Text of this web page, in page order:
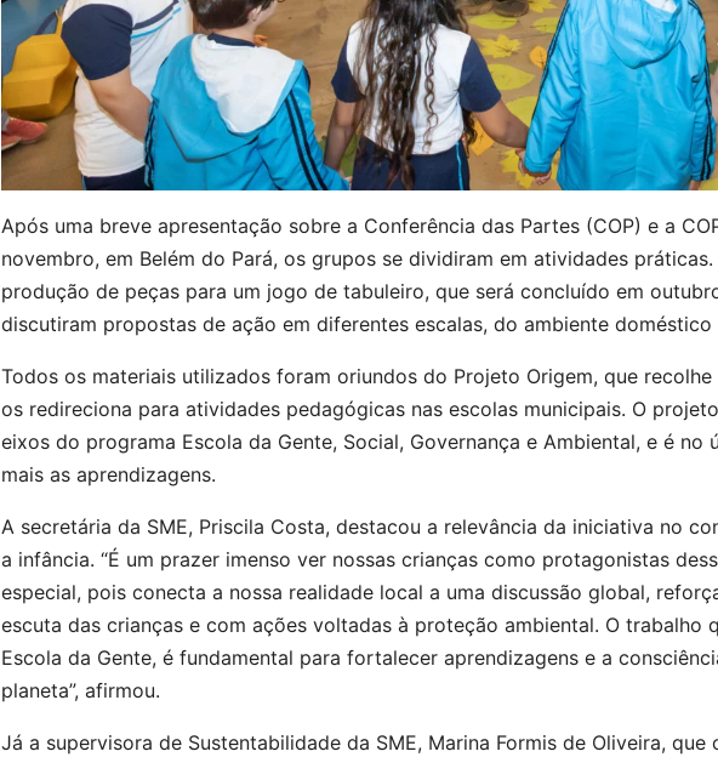
Após uma breve apresentação sobre a Conferência das Partes (COP) e a
novembro, em Belém do Pará, os grupos se dividiram em atividades
produção de peças para um jogo de tabuleiro, que será concluído em
discutiram propostas de ação em diferentes escalas, do ambiente
Todos os materiais utilizados foram oriundos do Projeto Origem, que
os redireciona para atividades pedagógicas nas escolas municipais. O
eixos do programa Escola da Gente, Social, Governança e Ambiental, e é
mais as aprendizagens.
A secretária da SME, Priscila Costa, destacou a relevância da iniciativa no
a infância. “É um prazer imenso ver nossas crianças como protagonistas
especial, pois conecta a nossa realidade local a uma discussão global,
escuta das crianças e com ações voltadas à proteção ambiental. O trabalho
Escola da Gente, é fundamental para fortalecer aprendizagens e a
planeta”, afirmou.
Já a supervisora de Sustentabilidade da SME, Marina Formis de Oliveira,